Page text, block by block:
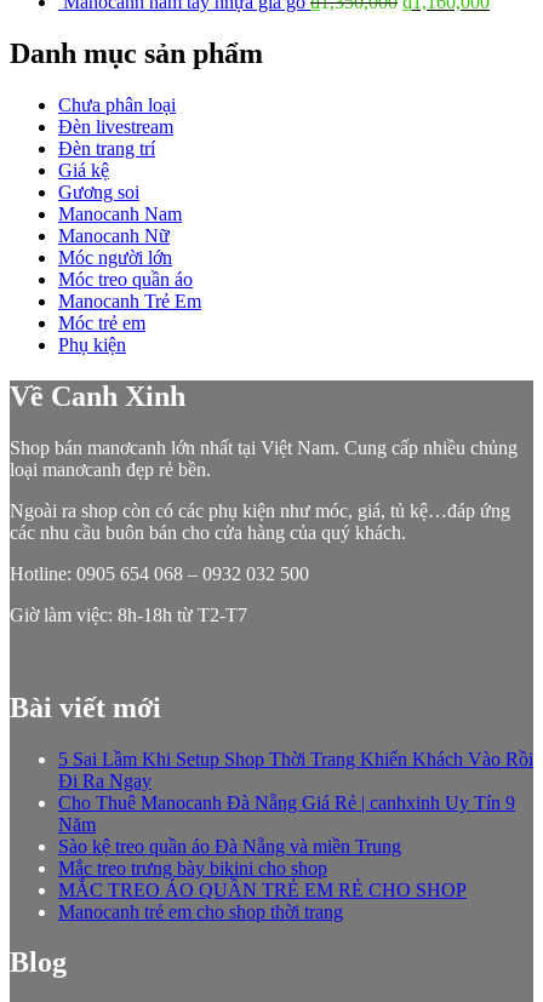
Danh mục sản phẩm
Chưa phân loại
Đèn livestream
Đèn trang trí
Giá kệ
Gương soi
Manocanh Nam
Manocanh Nữ
Móc người lớn
Móc treo quần áo
Manocanh Trẻ Em
Móc trẻ em
Phụ kiện
Về Canh Xinh
Shop bán manơcanh lớn nhất tại Việt Nam. Cung cấp nhiều chủng
loại manơcanh đẹp rẻ bền.
Ngoài ra shop còn có các phụ kiện như móc, giá, tủ kệ…đáp ứng
các nhu cầu buôn bán cho cửa hàng của quý khách.
Hotline: 0905 654 068 – 0932 032 500
Giờ làm việc: 8h-18h từ T2-T7
Bài viết mới
5 Sai Lầm Khi Setup Shop Thời Trang Khiến Khách Vào Rồi
Đi Ra Ngay
Cho Thuê Manocanh Đà Nẵng Giá Rẻ | canhxinh Uy Tín 9
Năm
Sào kệ treo quần áo Đà Nẵng và miền Trung
Mắc treo trưng bày bikini cho shop
MẮC TREO ÁO QUẦN TRẺ EM RẺ CHO SHOP
Manocanh trẻ em cho shop thời trang
Blog